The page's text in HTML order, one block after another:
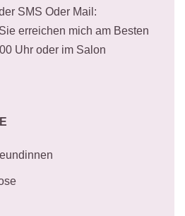
SMS Oder Mail:
erreichen mich am Besten
Uhr oder im Salon